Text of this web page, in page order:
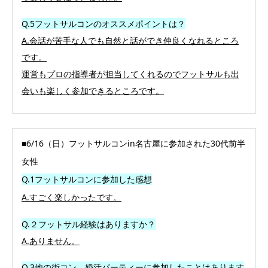
Q.5フットサルコンのオススメポイントは？
A.会話が苦手な人でも自然と話ができ仲良くなれるところ
です。
運営もプロの指導者が担当してくれるのでフットサルも出
会いも楽しく参加できるところです。
■6/16（日）フットサルコンin名古屋に参加された30代前半
女性
Q.1フットサルコンに参加した感想
A.すごく楽しかったです。
Q.２フットサル経験はありますか？
A.ありません。